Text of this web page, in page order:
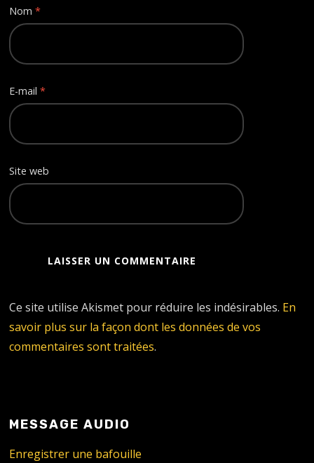
Nom*
E-mail*
Site web
Ce site utilise Akismet pour réduire les indésirables. En
savoir plus sur la façon dont les données de vos
commentaires sont traitées.
MESSAGE AUDIO
Enregistrer une bafouille